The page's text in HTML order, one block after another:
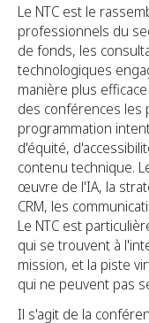
Le NTC est le
professionnels du
de fonds, les
technologiques
manière plus
des conférences les
programmation
d'équité,
contenu technique.
œuvre de l'IA, la
CRM, les
Le NTC est
qui se trouvent à
mission, et la piste
qui ne peuvent pas
Il s'agit de la